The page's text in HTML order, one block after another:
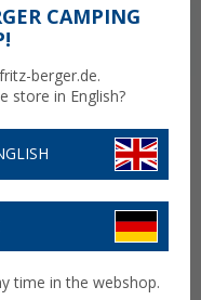
CAMPING
berger.de.
store in English?
time in the webshop.